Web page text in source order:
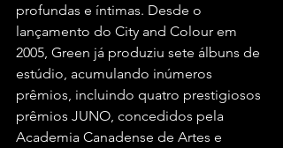
profundas e íntimas. Desde o
lançamento do City and Colour em
2005, Green já produziu sete álbuns de
estúdio, acumulando inúmeros
prêmios, incluindo quatro prestigiosos
prêmios JUNO, concedidos pela
Academia Canadense de Artes e